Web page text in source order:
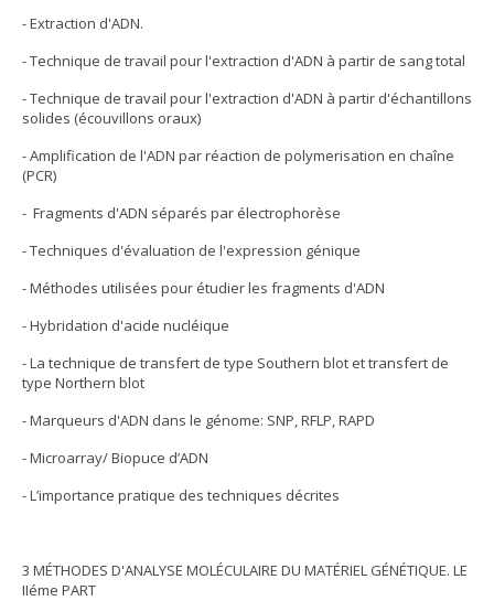
- Extraction d'ADN.
- Technique de travail pour l'extraction d'ADN à partir de sang total
- Technique de travail pour l'extraction d'ADN à partir d'échantillons
solides (écouvillons oraux)
- Amplification de l'ADN par réaction de polymerisation en chaîne
(PCR)
- Fragments d'ADN séparés par électrophorèse
- Techniques d'évaluation de l'expression génique
- Méthodes utilisées pour étudier les fragments d'ADN
- Hybridation d'acide nucléique
- La technique de transfert de type Southern blot et transfert de
type Northern blot
- Marqueurs d'ADN dans le génome: SNP, RFLP, RAPD
- Microarray/ Biopuce d’ADN
- L’importance pratique des techniques décrites
3 MÉTHODES D'ANALYSE MOLÉCULAIRE DU MATÉRIEL GÉNÉTIQUE. LE
IIéme PART